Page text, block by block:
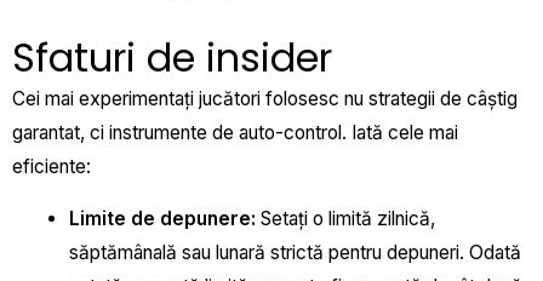
Sfaturi de insider
Cei mai experimentați jucători folosesc nu strategii de câștig
garantat, ci instrumente de auto-control. Iată cele mai
eficiente:
Limite de depunere: Setați o limită zilnică,
săptămânală sau lunară strictă pentru depuneri. Odată